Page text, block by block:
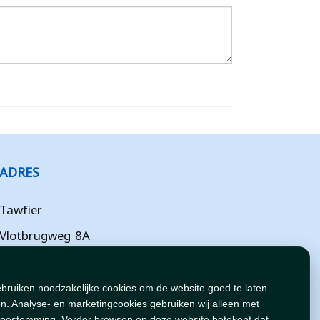
noodzakelijke cookies om de website goed te laten
Analyse- en marketingcookies gebruiken wij alleen met
ADRES
Tawfier
Vlotbrugweg 8A
Flevoland
NL